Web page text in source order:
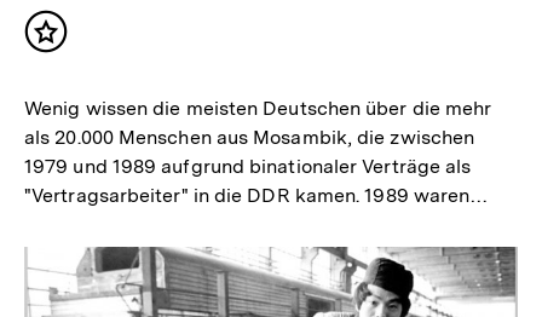
Inhalt
Wenig wissen die meisten Deutschen über die mehr
als 20.000 Menschen aus Mosambik, die zwischen
1979 und 1989 aufgrund binationaler Verträge als
"Vertragsarbeiter" in die DDR kamen. 1989 waren…